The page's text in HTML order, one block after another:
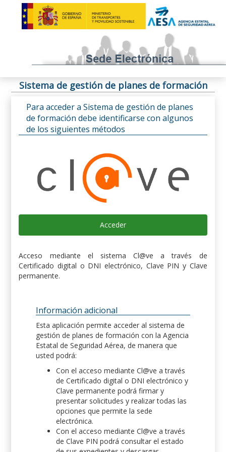
Sistema de gestión de planes de formación
Para acceder a Sistema de gestión de planes
de formación debe identificarse con algunos
de los siguientes métodos
Acceder
Acceso mediante el sistema Cl@ve a través de
Certificado digital o DNI electrónico, Clave PIN y Clave
permanente.
Información adicional
Esta aplicación permite acceder al sistema de
gestión de planes de formación con la Agencia
Estatal de Seguridad Aérea, de manera que
usted podrá:
Con el acceso mediante Cl@ve a través
de Certificado digital o DNI electrónico y
Clave permanente podrá firmar y
presentar solicitudes y realizar todas las
opciones que permite la sede
electrónica.
Con el acceso mediante Cl@ve a través
de Clave PIN podrá consultar el estado